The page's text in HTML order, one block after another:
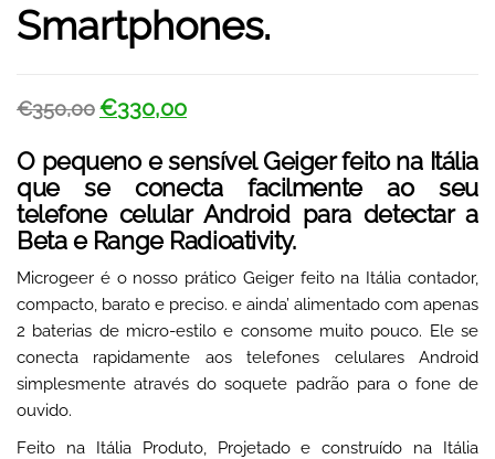
Smartphones.
€350,00€330,00
O pequeno e sensível Geiger feito na Itália
que se conecta facilmente ao seu
telefone celular Android para detectar a
Beta e Range Radioativity.
Microgeer é o nosso prático Geiger feito na Itália contador,
compacto, barato e preciso. e ainda’ alimentado com apenas
2 baterias de micro-estilo e consome muito pouco. Ele se
conecta rapidamente aos telefones celulares Android
simplesmente através do soquete padrão para o fone de
ouvido.
Feito na Itália Produto, Projetado e construído na Itália